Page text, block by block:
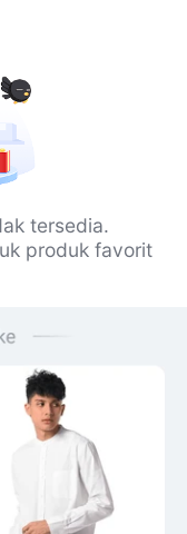
tersedia.
produk favorit